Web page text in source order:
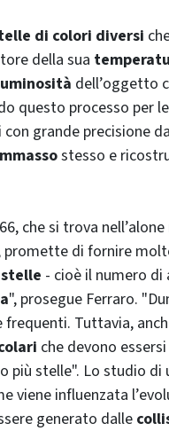
di colori diversi
della sua
dell’oggetto
questo processo per le
grande precisione
stesso e
che si trova
promette di fornire
- cioè il numero di
", prosegue Ferraro.
Tuttavia,
che devono
più stelle". Lo studio
viene influenzata
generato dalle